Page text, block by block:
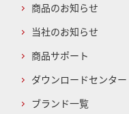
商品のお知らせ
当社のお知らせ
商品サポート
ダウンロードセンター
ブランド一覧